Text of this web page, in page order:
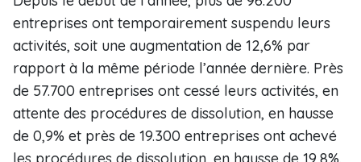
entreprises ont temporairement suspendu leurs
activités, soit une augmentation de 12,6% par
rapport à la même période l’année dernière. Près
de 57.700 entreprises ont cessé leurs activités, en
attente des procédures de dissolution, en hausse
de 0,9% et près de 19.300 entreprises ont achevé